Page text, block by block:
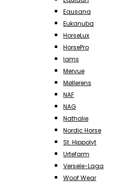
Equsana
Eukanuba
HorseLux
HorsePro
Iams
Mervue
Møllerens
NAF
NAG
Nathalie
Nordic Horse
St. Hippolyt
Urtefarm
Versele-Laga
Woof Wear